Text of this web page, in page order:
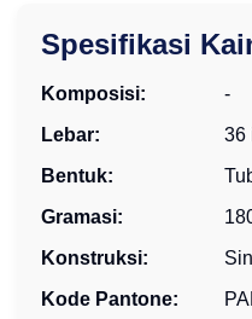
Spesifikasi
Komposisi:
-
Lebar:
36
Bentuk:
Gramasi:
Konstruksi:
Kode Pantone: